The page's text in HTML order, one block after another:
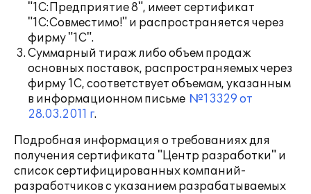
"1С:Предприятие 8", имеет сертификат
"1С:Совместимо!" и распространяется через
фирму "1С".
Суммарный тираж либо объем продаж
основных поставок, распространяемых через
фирму 1С, соответствует объемам, указанным
в информационном письме №13329 от
28.03.2011 г.
Подробная информация о требованиях для
получения сертификата "Центр разработки" и
список сертифицированных компаний-
разработчиков с указанием разрабатываемых